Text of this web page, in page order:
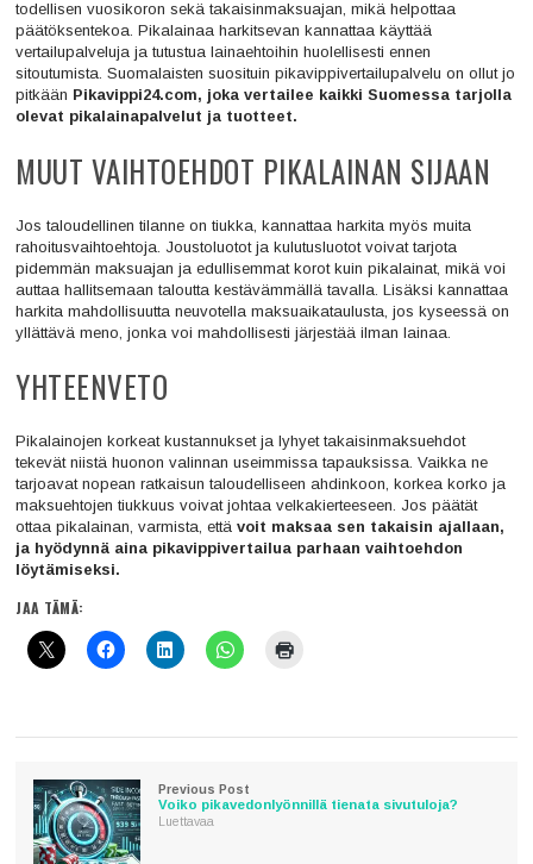
todellisen vuosikoron sekä takaisinmaksuajan, mikä helpottaa
päätöksentekoa. Pikalainaa harkitsevan kannattaa käyttää
vertailupalveluja ja tutustua lainaehtoihin huolellisesti ennen
sitoutumista. Suomalaisten suosituin pikavippivertailupalvelu on ollut jo
pitkään Pikavippi24.com, joka vertailee kaikki Suomessa tarjolla
olevat pikalainapalvelut ja tuotteet.
MUUT VAIHTOEHDOT PIKALAINAN SIJAAN
Jos taloudellinen tilanne on tiukka, kannattaa harkita myös muita
rahoitusvaihtoehtoja. Joustoluotot ja kulutusluotot voivat tarjota
pidemmän maksuajan ja edullisemmat korot kuin pikalainat, mikä voi
auttaa hallitsemaan taloutta kestävämmällä tavalla. Lisäksi kannattaa
harkita mahdollisuutta neuvotella maksuaikataulusta, jos kyseessä on
yllättävä meno, jonka voi mahdollisesti järjestää ilman lainaa.
YHTEENVETO
Pikalainojen korkeat kustannukset ja lyhyet takaisinmaksuehdot
tekevät niistä huonon valinnan useimmissa tapauksissa. Vaikka ne
tarjoavat nopean ratkaisun taloudelliseen ahdinkoon, korkea korko ja
maksuehtojen tiukkuus voivat johtaa velkakierteeseen. Jos päätät
ottaa pikalainan, varmista, ettävoit maksaa sen takaisin ajallaan,
ja hyödynnä aina pikavippivertailua parhaan vaihtoehdon
löytämiseksi.
JAA TÄMÄ:
Previous Post
Voiko pikavedonlyönnillä tienata sivutuloja?
Luettavaa